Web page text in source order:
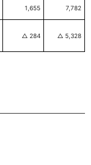
1,655 7,782
△ 284 △ 5,328